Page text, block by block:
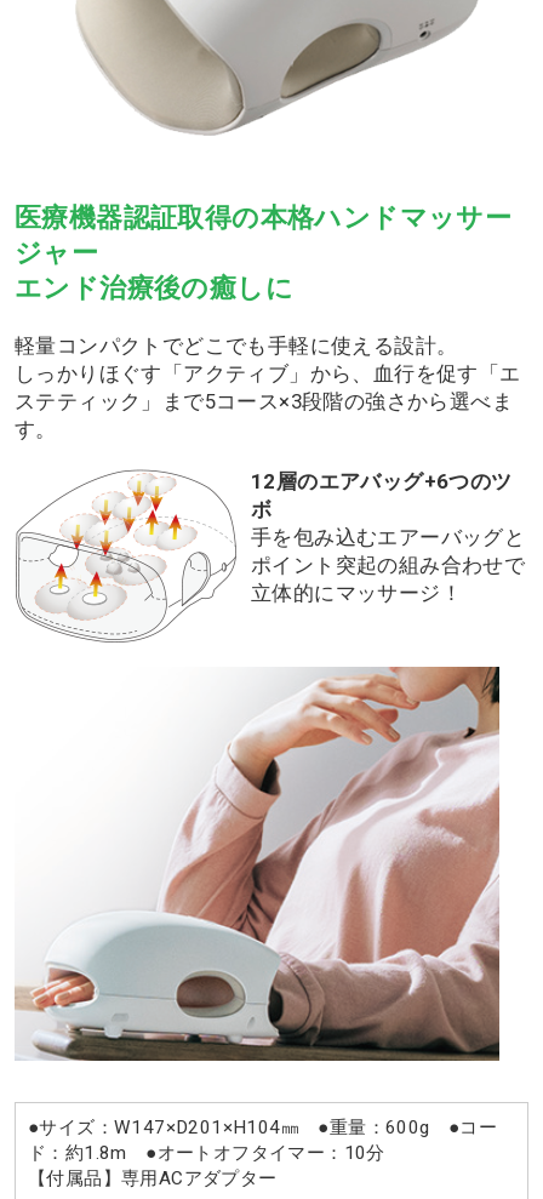
医療機器認証取得の本格ハンドマッサー
ジャー
エンド治療後の癒しに
軽量コンパクトでどこでも手軽に使える設計。
しっかりほぐす「アクティブ」から、血行を促す「エ
ステティック」まで5コース×3段階の強さから選べま
す。
12層のエアバッグ+6つのツ
ボ
手を包み込むエアーバッグと
ポイント突起の組み合わせで
立体的にマッサージ！
●サイズ：W147×D201×H104㎜ ●重量：600g ●コー
ド：約1.8m ●オートオフタイマー：10分
【付属品】専用ACアダプター